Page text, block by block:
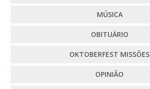
MÚSICA
OBITUÁRIO
OKTOBERFEST MISSÕES
OPINIÃO